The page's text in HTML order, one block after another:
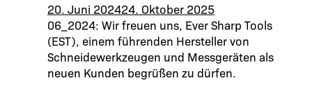
20. Juni 202424. Oktober 2025
06_2024: Wir freuen uns, Ever Sharp Tools
(EST), einem führenden Hersteller von
Schneidewerkzeugen und Messgeräten als
neuen Kunden begrüßen zu dürfen.